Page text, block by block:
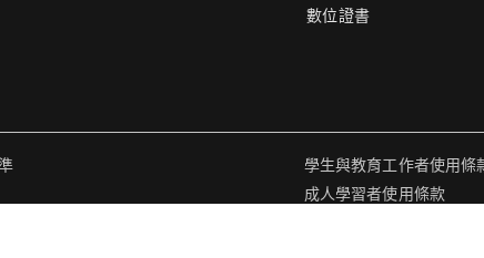
數位證書
學生與教育工作者使用條
成人學習者使用條款